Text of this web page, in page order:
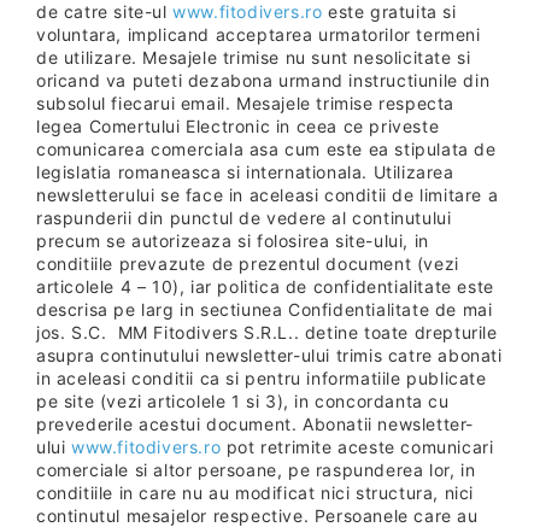
de catre site-ulwww.fitodivers.ro este gratuita si
voluntara, implicand acceptarea urmatorilor termeni
de utilizare. Mesajele trimise nu sunt nesolicitate si
oricand va puteti dezabona urmand instructiunile din
subsolul fiecarui email. Mesajele trimise respecta
legea Comertului Electronic in ceea ce priveste
comunicarea comerciala asa cum este ea stipulata de
legislatia romaneasca si internationala. Utilizarea
newsletterului se face in aceleasi conditii de limitare a
raspunderii din punctul de vedere al continutului
precum se autorizeaza si folosirea site-ului, in
conditiile prevazute de prezentul document (vezi
articolele 4 – 10), iar politica de confidentialitate este
descrisa pe larg in sectiunea Confidentialitate de mai
jos. S.C. MM Fitodivers S.R.L.. detine toate drepturile
asupra continutului newsletter-ului trimis catre abonati
in aceleasi conditii ca si pentru informatiile publicate
pe site (vezi articolele 1 si 3), in concordanta cu
prevederile acestui document. Abonatii newsletter-
uluiwww.fitodivers.ro pot retrimite aceste comunicari
comerciale si altor persoane, pe raspunderea lor, in
conditiile in care nu au modificat nici structura, nici
continutul mesajelor respective. Persoanele care au